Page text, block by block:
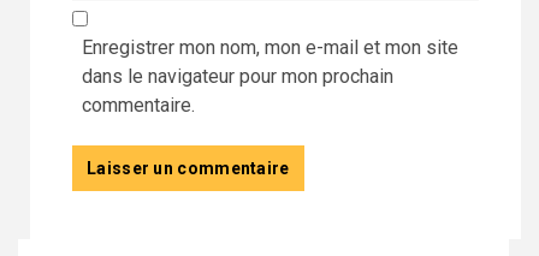
Enregistrer mon nom, mon e-mail et mon site
dans le navigateur pour mon prochain
commentaire.